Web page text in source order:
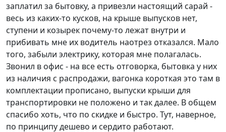
заплатил за бытовку, а привезли настоящий сарай -
весь из каких-то кусков, на крыше выпусков нет,
ступени и козырек почему-то лежат внутри и
прибивать мне их водитель наотрез отказался. Мало
того, забыли электрику, которая мне полагалась.
Звонил в офис - на все есть отговорка, бытовка у них
из наличия с распродажи, вагонка короткая это там в
комплектации прописано, выпуски крыши для
транспортировки не положено и так далее. В общем
спасибо хоть, что по скидке и быстро. Тут, наверное,
по принципу дешево и сердито работают.